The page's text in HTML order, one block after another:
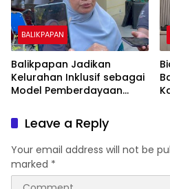
BALIKPAPAN
Balikpapan Jadikan
Kelurahan Inklusif sebagai
Model Pemberdayaan
Leave a Reply
Your email address will not be
marked *